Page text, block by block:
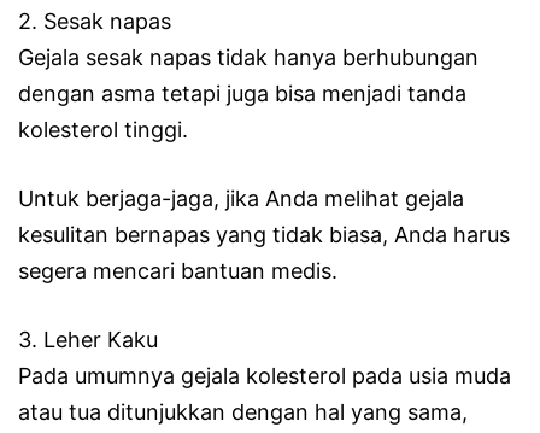
2. Sesak napas
Gejala sesak napas tidak hanya berhubungan
dengan asma tetapi juga bisa menjadi tanda
kolesterol tinggi.
Untuk berjaga-jaga, jika Anda melihat gejala
kesulitan bernapas yang tidak biasa, Anda harus
segera mencari bantuan medis.
3. Leher Kaku
Pada umumnya gejala kolesterol pada usia muda
atau tua ditunjukkan dengan hal yang sama,